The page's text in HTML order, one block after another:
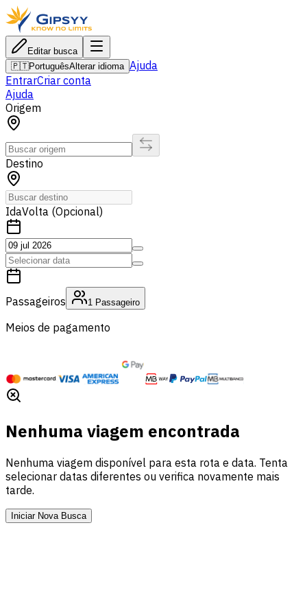
Editar busca
🇵🇹PortuguêsAlterar idioma Ajuda
EntrarCriar conta
Ajuda
Origem
Destino
IdaVolta (Opcional)
Passageiros 1 Passageiro
Meios de pagamento
Nenhuma viagem encontrada
Nenhuma viagem disponível para esta rota e data. Tenta
selecionar datas diferentes ou verifica novamente mais
tarde.
Iniciar Nova Busca